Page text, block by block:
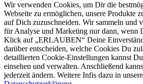
Wir verwenden Cookies, um Dir die
Webseite zu ermöglichen, unsere Produkte
auf Dich zuzuschneiden. Wir sammeln und
für Analyse und Marketing nur dann, wenn
Klick auf „ERLAUBEN“ Deine
darüber entscheiden, welche Cookies Du
detaillierten Cookie-Einstellungen kannst
einsehen und verwalten. Anschließend
jederzeit ändern. Weitere Infis dazu in